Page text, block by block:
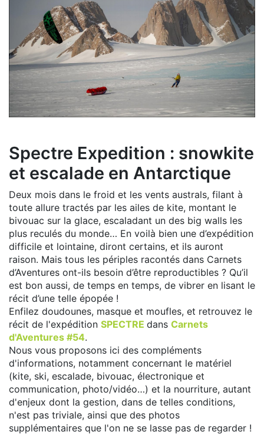
Spectre Expedition : snowkite
et escalade en Antarctique
Deux mois dans le froid et les vents australs, filant à
toute allure tractés par les ailes de kite, montant le
bivouac sur la glace, escaladant un des big walls les
plus reculés du monde… En voilà bien une d’expédition
difficile et lointaine, diront certains, et ils auront
raison. Mais tous les périples racontés dans Carnets
d’Aventures ont-ils besoin d’être reproductibles ? Qu’il
est bon aussi, de temps en temps, de vibrer en lisant le
récit d’une telle épopée !
Enfilez doudounes, masque et moufles, et retrouvez le
récit de l'expédition SPECTRE dans Carnets
d'Aventures #54.
Nous vous proposons ici des compléments
d'informations, notamment concernant le matériel
(kite, ski, escalade, bivouac, électronique et
communication, photo/vidéo…) et la nourriture, autant
d'enjeux dont la gestion, dans de telles conditions,
n'est pas triviale, ainsi que des photos
supplémentaires que l'on ne se lasse pas de regarder !